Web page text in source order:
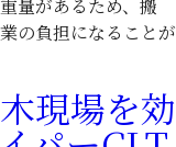
量があるため、搬
の負担になることが
現場を効